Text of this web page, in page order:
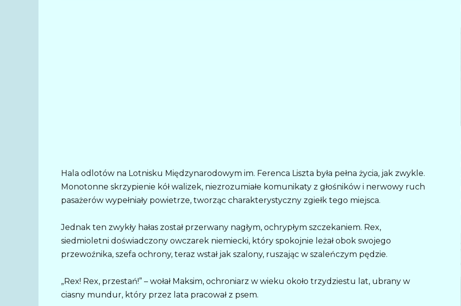
Hala odlotów na Lotnisku Międzynarodowym im. Ferenca Liszta była pełna życia, jak zwykle.
Monotonne skrzypienie kół walizek, niezrozumiałe komunikaty z głośników i nerwowy ruch
pasażerów wypełniały powietrze, tworząc charakterystyczny zgiełk tego miejsca.
Jednak ten zwykły hałas został przerwany nagłym, ochrypłym szczekaniem. Rex,
siedmioletni doświadczony owczarek niemiecki, który spokojnie leżał obok swojego
przewoźnika, szefa ochrony, teraz wstał jak szalony, ruszając w szaleńczym pędzie.
„Rex! Rex, przestań!” – wołał Maksim, ochroniarz w wieku około trzydziestu lat, ubrany w
ciasny mundur, który przez lata pracował z psem.